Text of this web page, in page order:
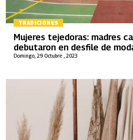
TRADICIONES
Domingo, 29 Octubre , 2023
Mujeres tejedoras: madres
debutaron en desfile de